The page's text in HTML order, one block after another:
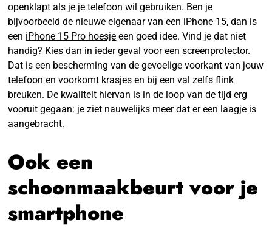
openklapt als je je telefoon wil gebruiken. Ben je
bijvoorbeeld de nieuwe eigenaar van een iPhone 15, dan is
een iPhone 15 Pro hoesje een goed idee. Vind je dat niet
handig? Kies dan in ieder geval voor een screenprotector.
Dat is een bescherming van de gevoelige voorkant van jouw
telefoon en voorkomt krasjes en bij een val zelfs flink
breuken. De kwaliteit hiervan is in de loop van de tijd erg
vooruit gegaan: je ziet nauwelijks meer dat er een laagje is
aangebracht.
Ook een
schoonmaakbeurt voor je
smartphone